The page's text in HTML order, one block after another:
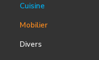
Cuisine
Mobilier
Divers